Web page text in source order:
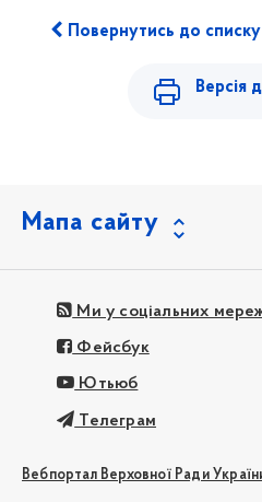
Повернутись до списку
Версія
Мапа сайту
Ми у соціальних
Фейсбук
Ютьюб
Телеграм
Вебпортал Верховної Ради